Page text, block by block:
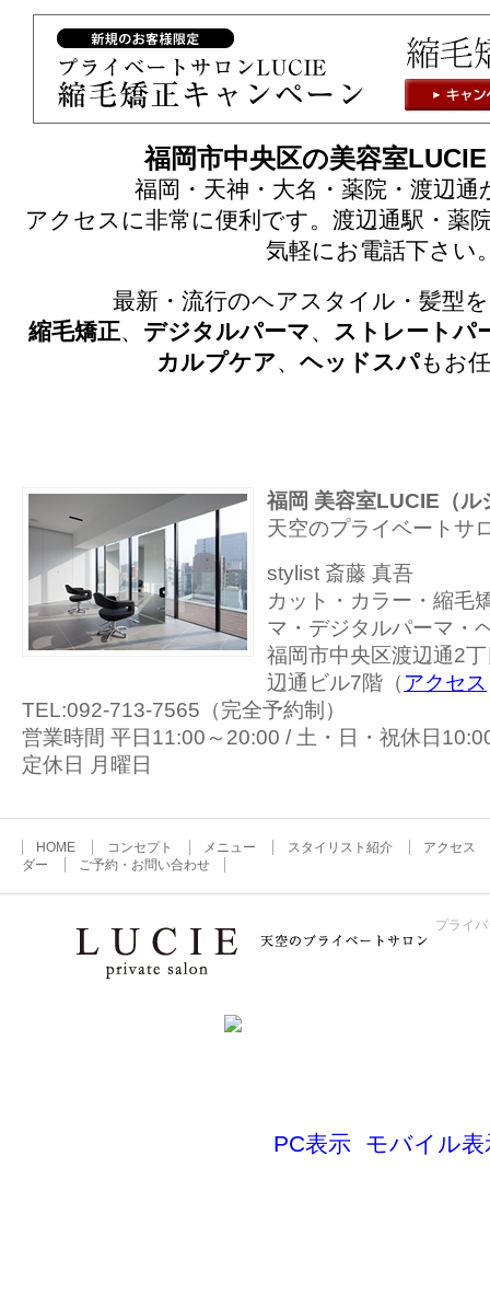
福岡市中央区の美容室
福岡・天神・大名・薬院・渡辺通
アクセスに非常に便利です。渡辺通駅・薬
気軽にお電話下さい
最新・流行のヘアスタイル・髪型
縮毛矯正、 デジタルパーマ、 ストレートパ
カルプケア、 ヘッドスパもお
福岡 美容室LUCIE（ル
天空のプライベートサ
stylist 斎藤 真吾
カット・カラー・縮毛
マ・デジタルパーマ・
福岡市中央区渡辺通2
辺通ビル7階（ アクセス
TEL:092-713-7565（完全予約制）
営業時間 平日11:00～20:00 / 土・日・祝休日
定休日 月曜日
HOME コンセプト メニュー スタイリスト紹介
アクセス
ダー
ご予約・お問い合わせ
プライ
PC表示 モバイル表